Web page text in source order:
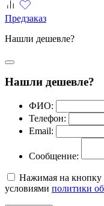
Предзаказ
Нашли дешевле?
Нашли дешевле?
ФИО:
Телефон:
Email:
Сообщение:
Нажимая на кнопку
условиями политики